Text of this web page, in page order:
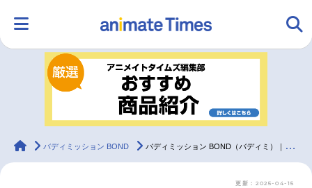
ランキング アニメ
ラジオ
animateTimes
バディミッション BOND バディミッション BOND（バディミ）｜ゲーム・声優・キャラクター・最新情報一覧
更新：2025-04-15